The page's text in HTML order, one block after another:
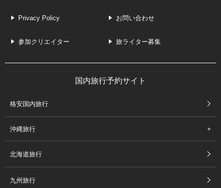
Privacy Policy お問い合わせ
参加クリエイター 旅ライター募集
国内旅行予約サイト
格安国内旅行
沖縄旅行
北海道旅行
九州旅行